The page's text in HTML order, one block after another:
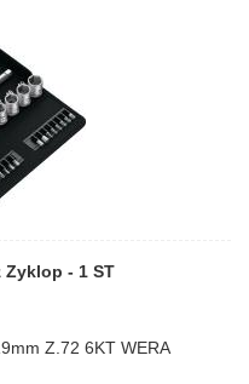
- 1 ST
Z.72 6KT WERA